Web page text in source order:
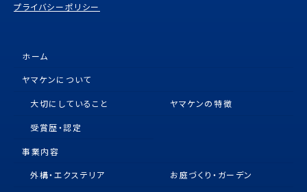
プライバシーポリシー
ホーム
ヤマケンについて
大切にしていること ヤマケンの特徴
受賞歴・認定
事業内容
外構・エクステリア お庭づくり・ガーデン